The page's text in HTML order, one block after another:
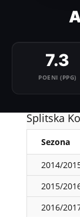
7.3
POENI (PPG)
Splitska
Sezona
2014/
2015/
2016/